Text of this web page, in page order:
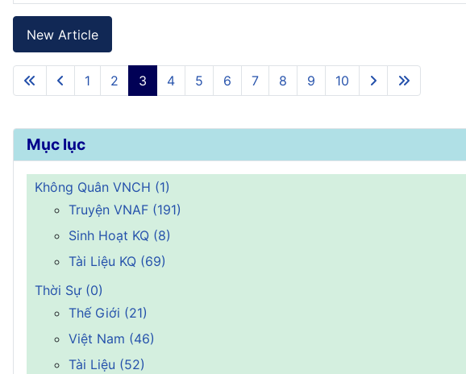
Mục lục
Không Quân VNCH (1)
Truyện VNAF (191)
Sinh Hoạt KQ (8)
Tài Liệu KQ (69)
Thời Sự (0)
Thế Giới (21)
Việt Nam (46)
Tài Liệu (52)
Articles
New Article
1 2 3 4 5 6 7 8 9 10